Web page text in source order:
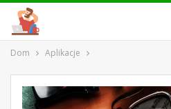
Dom Aplikacje